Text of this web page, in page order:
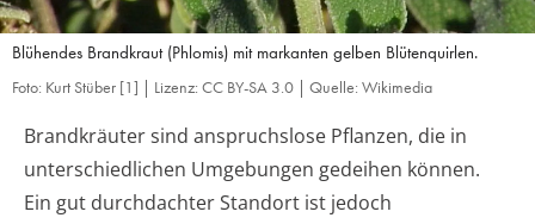
Blühendes Brandkraut (Phlomis) mit markanten gelben Blütenquirlen.
Foto: Kurt Stüber [1] | Lizenz: CC BY-SA 3.0 | Quelle: Wikimedia
Brandkräuter sind anspruchslose Pflanzen, die in
unterschiedlichen Umgebungen gedeihen können.
Ein gut durchdachter Standort ist jedoch